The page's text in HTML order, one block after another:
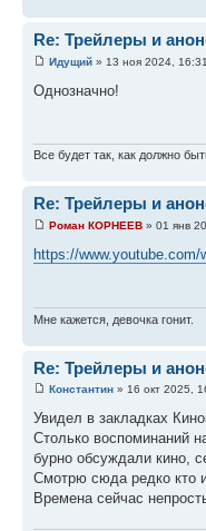
Re: Трейлеры и
Идущий » 13 ноя 2024, 16:31
Однозначно!
Все будет так, как должно
Re: Трейлеры и
Роман КОРНЕЕВ » 01 янв
https://
Мне кажется, девочка гонит.
Re: Трейлеры и
Константин » 16 окт 2025,
Увидел в закладках
Столько воспоминаний
бурно обсуждали кино,
Смотрю сюда редко кто
Времена сейчас